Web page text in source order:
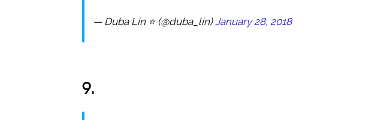
— Duba Lín ⭐️ (@duba_lin)January 28, 2018
9.